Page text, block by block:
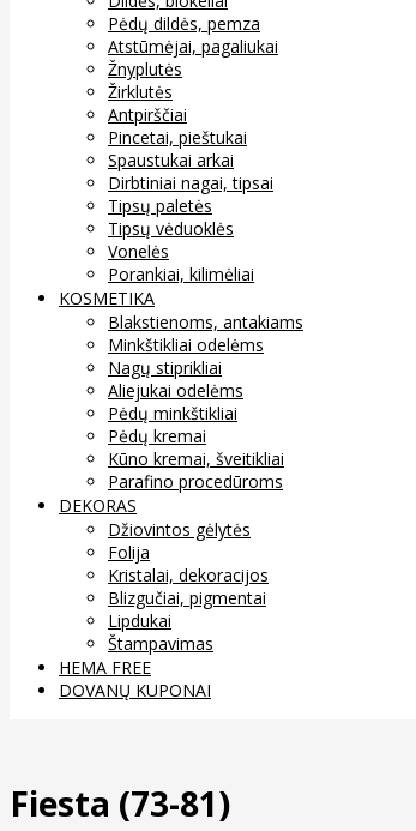
Pėdų dildės, pemza
Atstūmėjai, pagaliukai
Žnyplutės
Žirklutės
Antpirščiai
Pincetai, pieštukai
Spaustukai arkai
Dirbtiniai nagai, tipsai
Tipsų paletės
Tipsų vėduoklės
Vonelės
Porankiai, kilimėliai
KOSMETIKA
Blakstienoms, antakiams
Minkštikliai odelėms
Nagų stiprikliai
Aliejukai odelėms
Pėdų minkštikliai
Pėdų kremai
Kūno kremai, šveitikliai
Parafino procedūroms
DEKORAS
Džiovintos gėlytės
Folija
Kristalai, dekoracijos
Blizgučiai, pigmentai
Lipdukai
Štampavimas
HEMA FREE
DOVANŲ KUPONAI
Fiesta (73-81)